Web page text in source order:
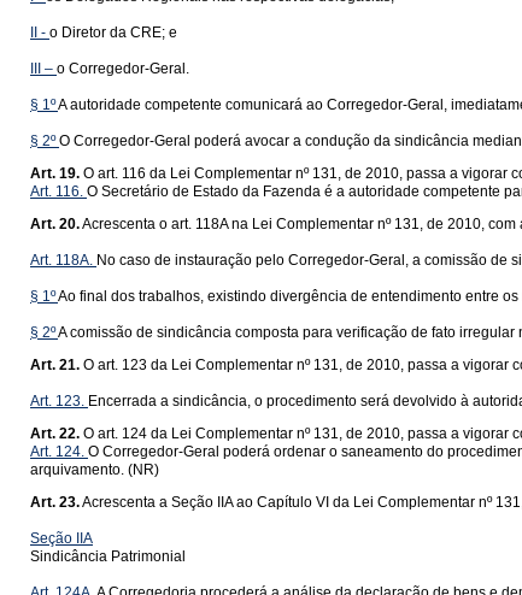
II - o Diretor da CRE; e
III – o Corregedor-Geral.
§ 1ºA autoridade competente comunicará ao Corregedor-Geral,
§ 2ºO Corregedor-Geral poderá avocar a condução da sindicância
Art. 19. O art. 116 da Lei Complementar nº 131, de 2010, passa a vigorar
Art. 116. O Secretário de Estado da Fazenda é a autoridade competente
Art. 20.Acrescenta o art. 118A na Lei Complementar nº 131, de 2010,
Art. 118A. No caso de instauração pelo Corregedor-Geral, a comissão de
§ 1ºAo final dos trabalhos, existindo divergência de entendimento entre
§ 2ºA comissão de sindicância composta para verificação de fato
Art. 21. O art. 123 da Lei Complementar nº 131, de 2010, passa a vigorar
Art. 123. Encerrada a sindicância, o procedimento será devolvido à
Art. 22. O art. 124 da Lei Complementar nº 131, de 2010, passa a vigorar
Art. 124. O Corregedor-Geral poderá ordenar o saneamento do
arquivamento. (NR)
Art. 23.Acrescenta a Seção IIA ao Capítulo VI da Lei Complementar nº
Seção IIA
Sindicância Patrimonial